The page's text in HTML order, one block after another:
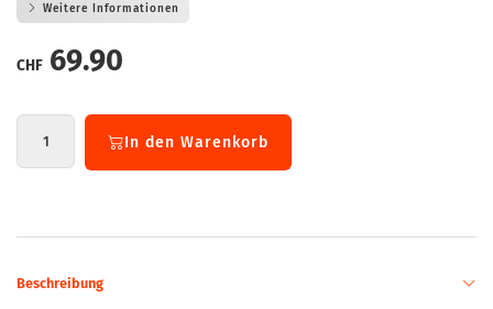
Weitere Informationen
CHF 69.90
In den Warenkorb
Beschreibung